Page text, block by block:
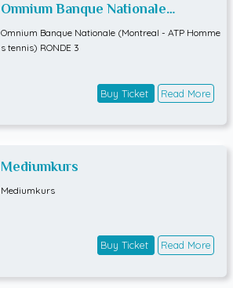
Omnium Banque Nationale
(Montreal - ATP Hommes tennis)
RONDE 3
Omnium Banque Nationale (Montreal - ATP Homme
s tennis) RONDE 3
Buy Ticket Read More
Mediumkurs
Mediumkurs
Buy Ticket Read More